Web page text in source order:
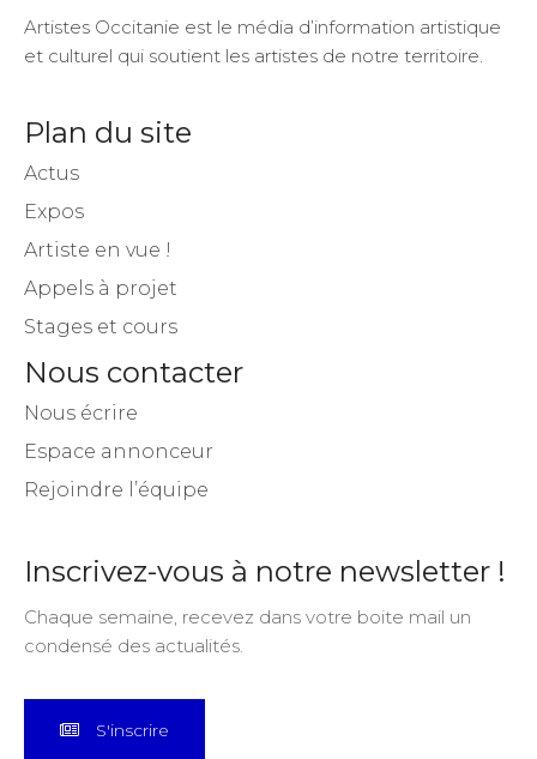
Artistes Occitanie est le média d’information artistique
et culturel qui soutient les artistes de notre territoire.
Plan du site
Actus
Expos
Artiste en vue !
Appels à projet
Stages et cours
Nous contacter
Nous écrire
Espace annonceur
Rejoindre l’équipe
Inscrivez-vous à notre newsletter !
Chaque semaine, recevez dans votre boite mail un
condensé des actualités.
S'inscrire